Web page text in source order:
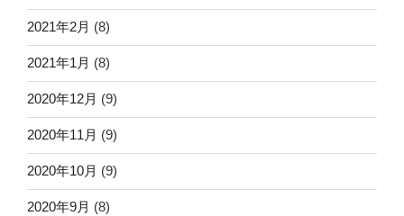
2021年2月 (8)
2021年1月 (8)
2020年12月 (9)
2020年11月 (9)
2020年10月 (9)
2020年9月 (8)